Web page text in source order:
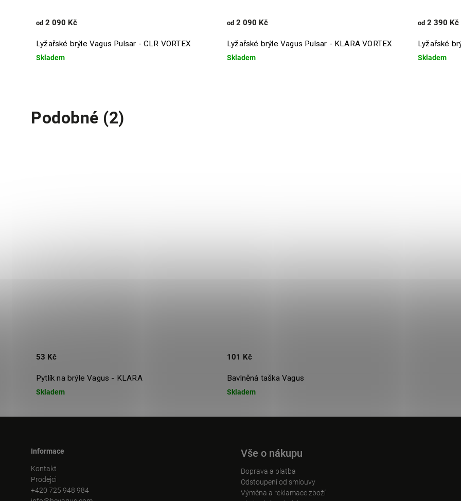
Lyžařské brýle Vagus Pulsar - CLR VORTEX
Skladem
od 2 090 Kč
Lyžařské brýle Vagus Pulsar - KLARA VORTEX
Skladem
od 2 090 Kč
Lyžařské
Skladem
od 2 390 Kč
Podobné (2)
Pytlík na brýle Vagus - KLARA
Skladem
53 Kč
Bavlněná taška Vagus
Skladem
101 Kč
Informace
Kontakt
Prodejci
+420 725 948 984
Vše o nákupu
Doprava a platba
Odstoupení od smlouvy
Výměna a reklamace zboží